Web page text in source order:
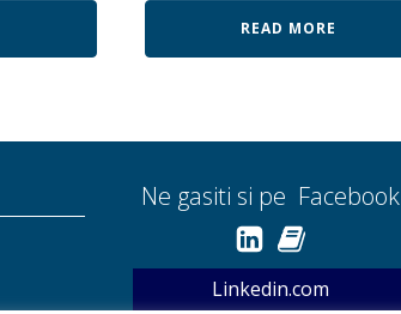
READ MORE
Ne gasiti si pe Facebook
Linkedin.com